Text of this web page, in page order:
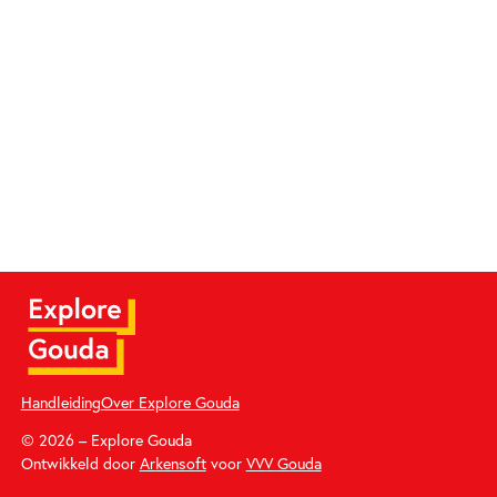
HandleidingOver Explore Gouda
© 2026 – Explore Gouda
Ontwikkeld door Arkensoftvoor VVV Gouda